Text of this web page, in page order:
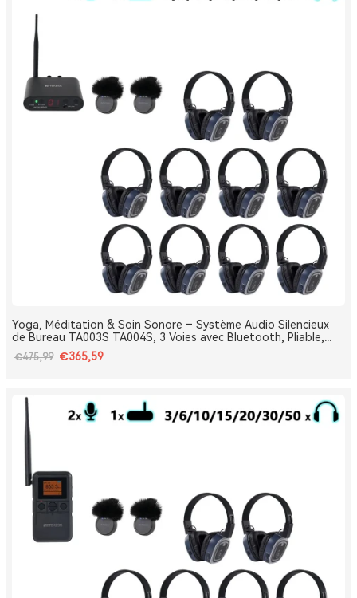
Yoga, Méditation & Soin Sonore – Système Audio Silencieux
de Bureau TA003S TA004S, 3 Voies avec Bluetooth, Pliable,
Type-C, Bass Boost
€475,99 €365,59